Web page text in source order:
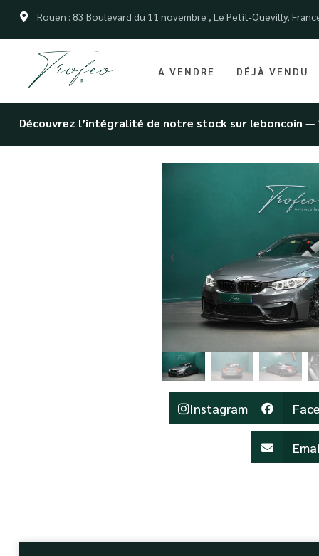
Rouen : 83 Boulevard du 11 novembre , Le Petit-Quevilly,
A VENDRE DÉJÀ VENDU
Découvrez l’intégralité de notre stock sur leboncoin —
Instagram